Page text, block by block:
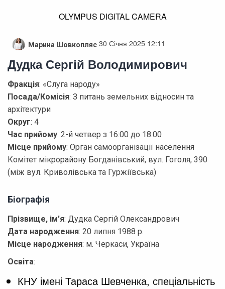
OLYMPUS DIGITAL CAMERA
Марина Шовкопляс 30 Січня 2025 12:11
Дудка Сергій Володимирович
Фракція: «Слуга народу»
Посада/Комісія: З питань земельних відносин та
архітектури
Округ: 4
Час прийому: 2-й четвер з 16:00 до 18:00
Місце прийому: Орган самоорганізації населення
Комітет мікрорайону Богданівський, вул. Гоголя, 390
(між вул. Криволівська та Гуржіївська)
Біографія
Прізвище, ім’я: Дудка Сергій Олександрович
Дата народження: 20 липня 1988 р.
Місце народження: м. Черкаси, Україна
Освіта:
КНУ імені Тараса Шевченка, спеціальність